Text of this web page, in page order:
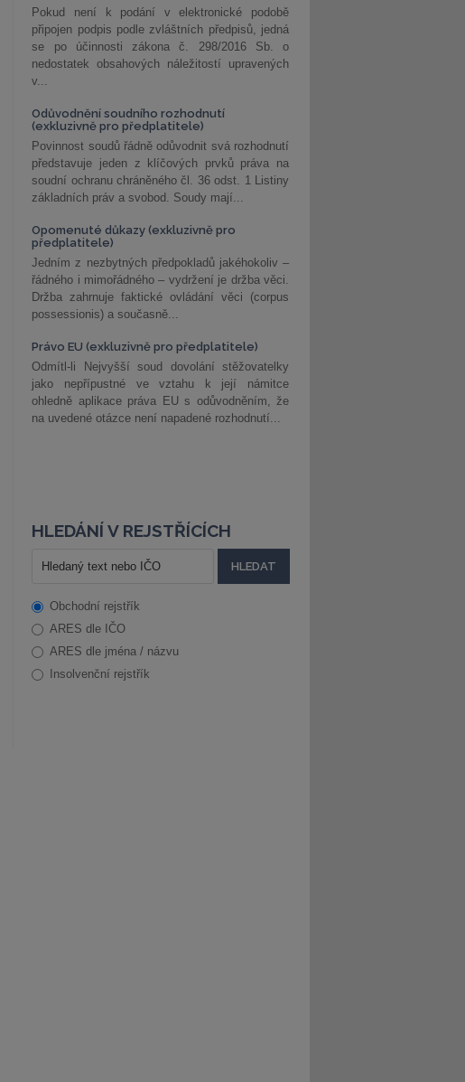
Pokud není k podání v elektronické podobě
připojen podpis podle zvláštních předpisů, jedná
se po účinnosti zákona č. 298/2016 Sb. o
nedostatek obsahových náležitostí upravených
v...
Odůvodnění soudního rozhodnutí
(exkluzivně pro předplatitele)
Povinnost soudů řádně odůvodnit svá rozhodnutí
představuje jeden z klíčových prvků práva na
soudní ochranu chráněného čl. 36 odst. 1 Listiny
základních práv a svobod. Soudy mají...
Opomenuté důkazy (exkluzivně pro
předplatitele)
Jedním z nezbytných předpokladů jakéhokoliv –
řádného i mimořádného – vydržení je držba věci.
Držba zahrnuje faktické ovládání věci (corpus
possessionis) a současně...
Právo EU (exkluzivně pro předplatitele)
Odmítl-li Nejvyšší soud dovolání stěžovatelky
jako nepřípustné ve vztahu k její námitce
ohledně aplikace práva EU s odůvodněním, že
na uvedené otázce není napadené rozhodnutí...
HLEDÁNÍ V REJSTŘÍCÍCH
Obchodní rejstřík
ARES dle IČO
ARES dle jména / názvu
Insolvenční rejstřík